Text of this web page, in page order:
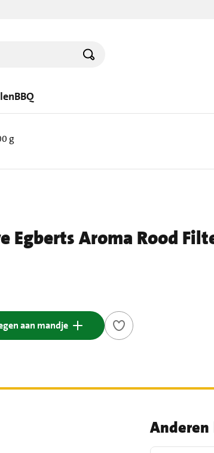
BBQ
g
Egberts Aroma Rood
aan mandje
Anderen